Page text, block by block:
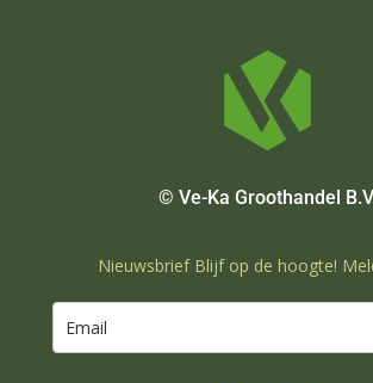
© Ve-Ka Groothandel
Nieuwsbrief Blijf op de hoogte!